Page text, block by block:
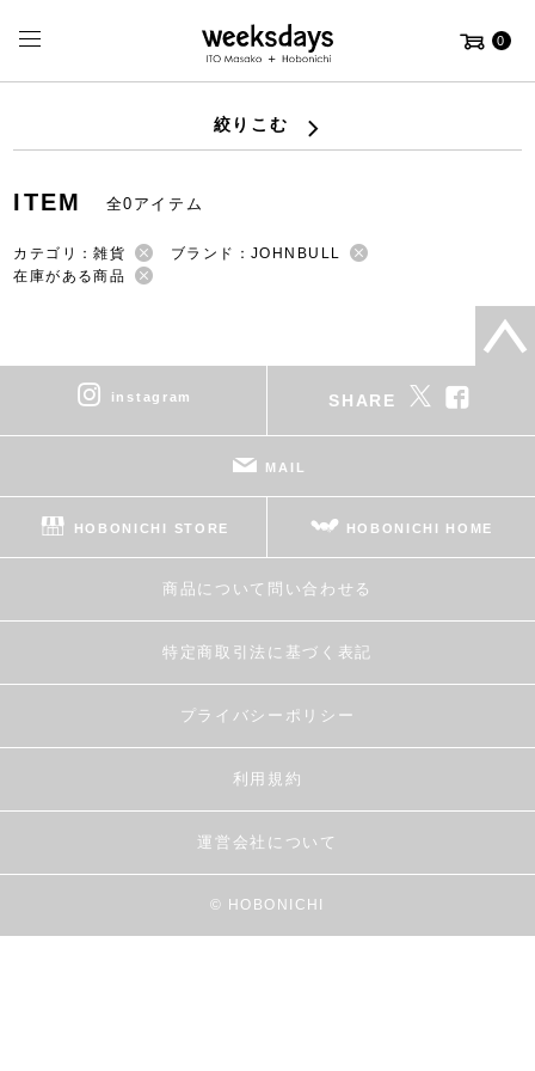
0
絞りこむ
ITEM 全0アイテム
カテゴリ：雑貨
ブランド：JOHNBULL
在庫がある商品
instagram SHARE
MAIL
HOBONICHI STORE HOBONICHI HOME
商品について問い合わせる
特定商取引法に基づく表記
プライバシーポリシー
利用規約
運営会社について
© HOBONICHI